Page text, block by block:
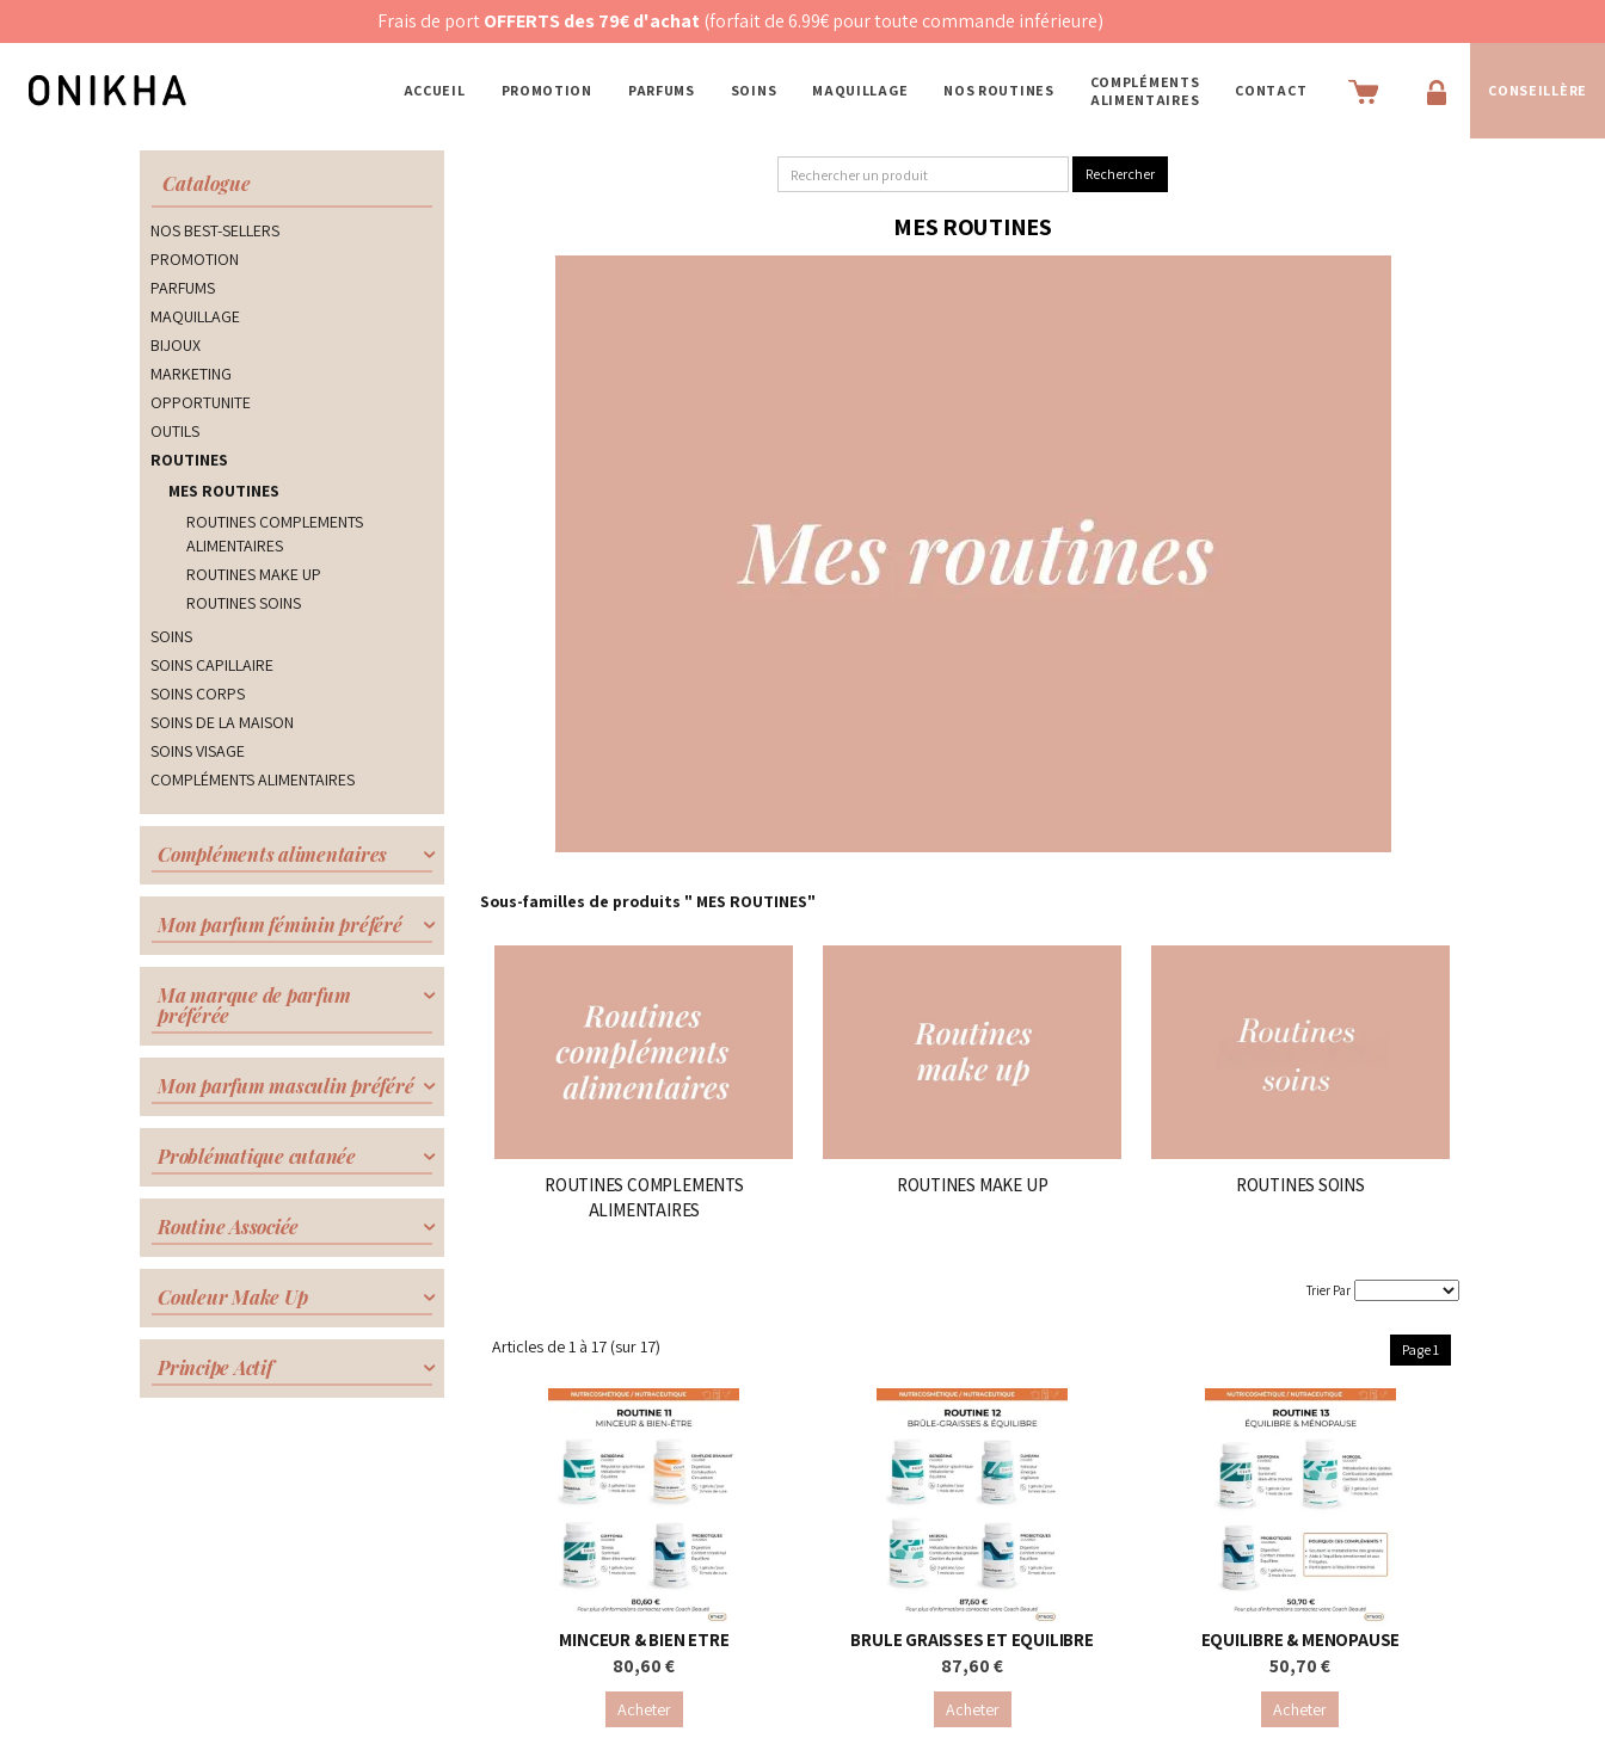
OFFERTS des 79€ d'achat (forfait de 6.99€ pour toute commande inférieure)
ACCUEIL PROMOTION PARFUMS SOINS MAQUILLAGE NOS ROUTINES
COMPLÉMENTS
ALIMENTAIRES
CONTACT CONSEILLÈRE
Catalogue
NOS BEST-SELLERS
PROMOTION
PARFUMS
MAQUILLAGE
BIJOUX
MARKETING
OPPORTUNITE
OUTILS
ROUTINES
MES ROUTINES
ROUTINES COMPLEMENTS
ALIMENTAIRES
ROUTINES MAKE UP
ROUTINES SOINS
SOINS
SOINS CAPILLAIRE
SOINS CORPS
SOINS DE LA MAISON
SOINS VISAGE
COMPLÉMENTSALIMENTAIRES
Compléments alimentaires
Mon parfum féminin préféré
Ma marque de parfum
préférée
Mon parfum masculin préféré
Problématique cutanée
Routine Associée
Couleur Make Up
Principe Actif
MES ROUTINES
Sous-familles de produits " MES ROUTINES"
ROUTINES COMPLEMENTS
ALIMENTAIRES
ROUTINES MAKE UP ROUTINES SOINS
Trier Par
Page 1
Articles de1 à 17 (sur17)
MINCEUR & BIEN ETRE
80,60 €
Acheter
BRULE GRAISSES ET EQUILIBRE
87,60 €
Acheter
EQUILIBRE & MENOPAUSE
50,70 €
Acheter